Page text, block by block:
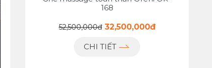
168
52,500,000đ 32,500,000đ
CHI TIẾT